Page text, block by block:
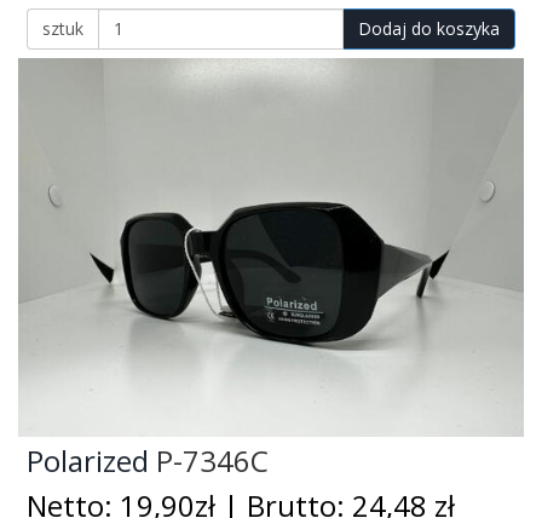
sztuk Dodaj do koszyka
Polarized P-7346C
Netto: 19,90zł | Brutto: 24,48 zł